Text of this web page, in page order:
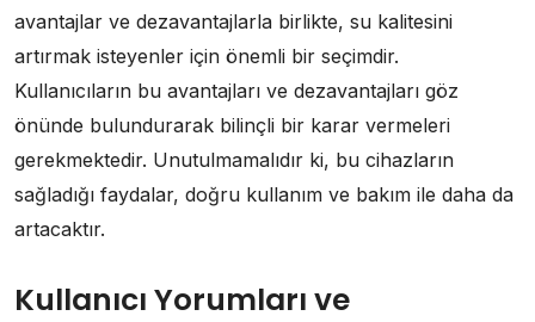
avantajlar ve dezavantajlarla birlikte, su kalitesini
artırmak isteyenler için önemli bir seçimdir.
Kullanıcıların bu avantajları ve dezavantajları göz
önünde bulundurarak bilinçli bir karar vermeleri
gerekmektedir. Unutulmamalıdır ki, bu cihazların
sağladığı faydalar, doğru kullanım ve bakım ile daha da
artacaktır.
Kullanıcı Yorumları ve